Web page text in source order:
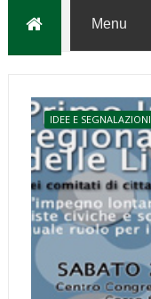
IDEE E SEGNALAZIONI